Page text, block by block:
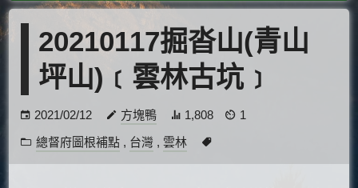
20210117掘沓山(青山
坪山)﹝雲林古坑﹞
2021/02/12 方塊鴨 1,808
1
總督府圖根補點 , 台灣 ,雲林